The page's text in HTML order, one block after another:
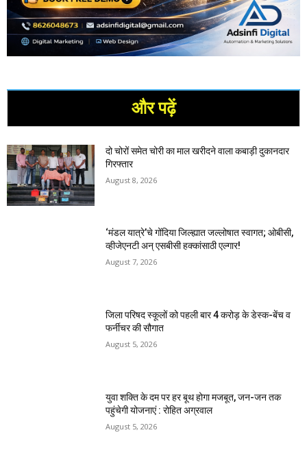
और पढ़ें
दो चोरों समेत चोरी का माल खरीदने वाला कबाड़ी दुकानदार
गिरफ्तार
August 8, 2026
‘मंडल यात्रे’चे गोंदिया जिल्ह्यात जल्लोषात स्वागत; ओबीसी,
व्हीजेएनटी अन् एसबीसी हक्कांसाठी एल्गार!
August 7, 2026
जिला परिषद स्कूलों को पहली बार 4 करोड़ के डेस्क-बेंच व
फर्नीचर की सौगात
August 5, 2026
युवा शक्ति के दम पर हर बूथ होगा मजबूत, जन-जन तक
पहुंचेगी योजनाएं : रोहित अग्रवाल
August 5, 2026